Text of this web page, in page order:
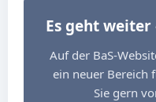
Es geht
Auf der BaS-
ein neuer Bereich
Sie gern